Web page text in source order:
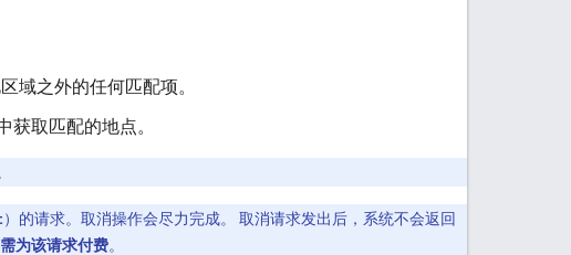
域之外的任何匹配项。
获取匹配的地点。
）的请求。取消操作会尽力完成。 取消请求发出后，系统不会返回
为该请求付费。